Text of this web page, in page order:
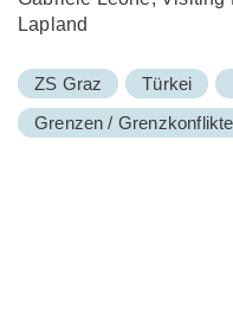
Lapland
ZS Graz Türkei
Grenzen / Grenzkonflikte